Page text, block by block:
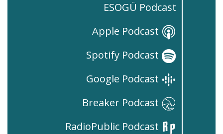
ESOGÜ Podcast
Apple Podcast
Spotify Podcast
Google Podcast
Breaker Podcast
RadioPublic Podcast